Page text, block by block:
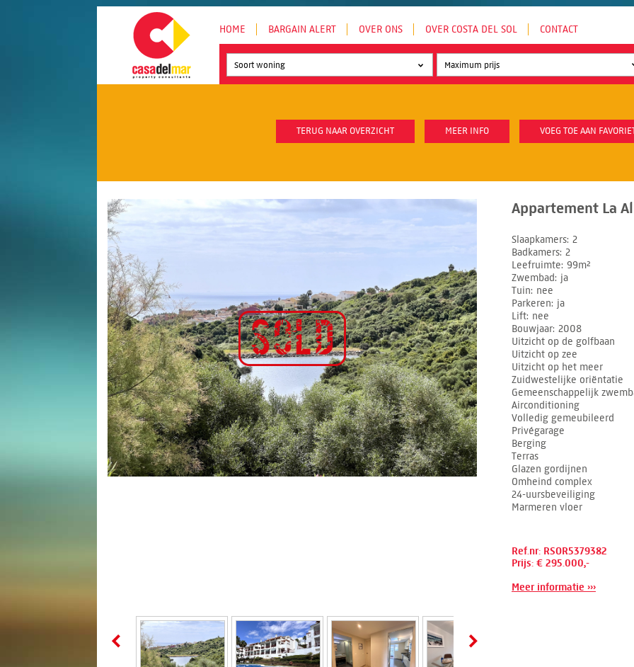
HOME BARGAIN ALERT OVER ONS OVER COSTA DEL SOL CONTACT
Soort woning
TERUG NAAR OVERZICHT MEER INFO VOEG TOE AAN
Appartement La
Slaapkamers 2
Badkamers 2
Leefruimte 99m²
Zwembad
ja
Tuin nee
Parkeren ja
Lift nee
Bouwjaar 2008
Uitzicht op de golfbaan
Uitzicht op zee
Uitzicht op het meer
Zuidwestelijke oriëntatie
Gemeenschappelijk
Airconditioning
Volledig gemeubileerd
Privégarage
Berging
Terras
Glazen gordijnen
Omheind complex
24-uursbeveiliging
Marmeren vloer
Ref.nr: RSOR5379382
Prijs: € 295.000,-
Meer informatie ›››